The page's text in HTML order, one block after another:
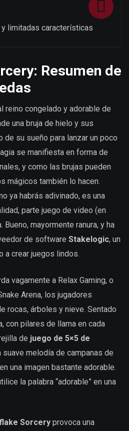
limitadas características
Resumen de
reino congelado y adorable de
una bruja de hielo y sus
de su sueño para lanzar un poco
se manifiesta en forma de
y como las brujas pueden
mágicos también lo hacen.
ya habrás adivinado, es una
parte juego de video (en
Bueno, mayormente ranura, y ha
de software Stakelogic, un
a crear juegos lindos.
vagamente a Relax Gaming, o
Arena, los jugadores
rocas, árboles y nieve. Sentado
con pilares de llama en cada
de juego de 5×5 de
suave melodía de campanas de
una imagen bastante adorable.
la palabra “adorable” en una
Sorcery provoca una